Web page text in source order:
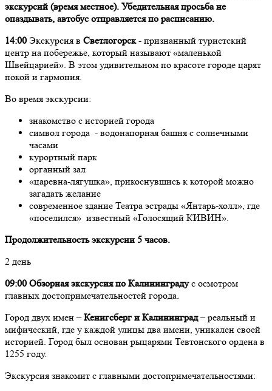
экскурсий (время местное). Убедительная просьба не
опаздывать, автобус отправляется по расписанию.
14:00 Экскурсия в Светлогорск- признанный туристский
центр на побережье, который называют «маленькой
Швейцарией». В этом удивительном по красоте городе царят
покой и гармония.
Во время экскурсии:
знакомство с историей города
символ города - водонапорная башня с солнечными
часами
курортный парк
органный зал
«царевна-лягушка», прикоснувшись к которой можно
загадать желание
современное здание Театра эстрады «Янтарь-холл», где
«поселился» известный «Голосящий КИВИН».
Продолжительность экскурсии 5 часов.
2 день
09:00 Обзорная экскурсия по Калининградус осмотром
главных достопримечательностей города.
Город двух имен –Кенигсберг и Калининград– реальный и
мифический, где у каждой улицы два имени, уникален своей
историей. Город был основан рыцарями Тевтонского ордена в
1255 году.
Экскурсия знакомит с главными достопримечательностями: